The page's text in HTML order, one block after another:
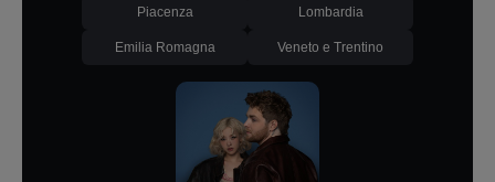
Piacenza Lombardia
Emilia Romagna Veneto e Trentino